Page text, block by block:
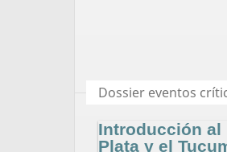
Dossier eventos
Introducción al
Plata y el